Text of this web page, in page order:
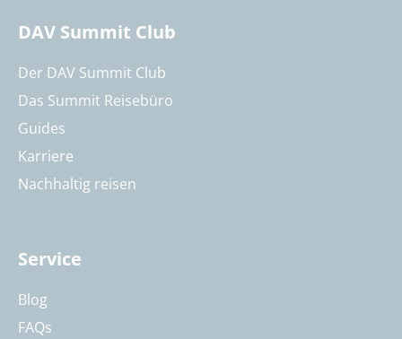
DAV Summit Club
Der DAV Summit Club
Das Summit Reisebüro
Guides
Karriere
Nachhaltig reisen
Service
Blog
FAQs